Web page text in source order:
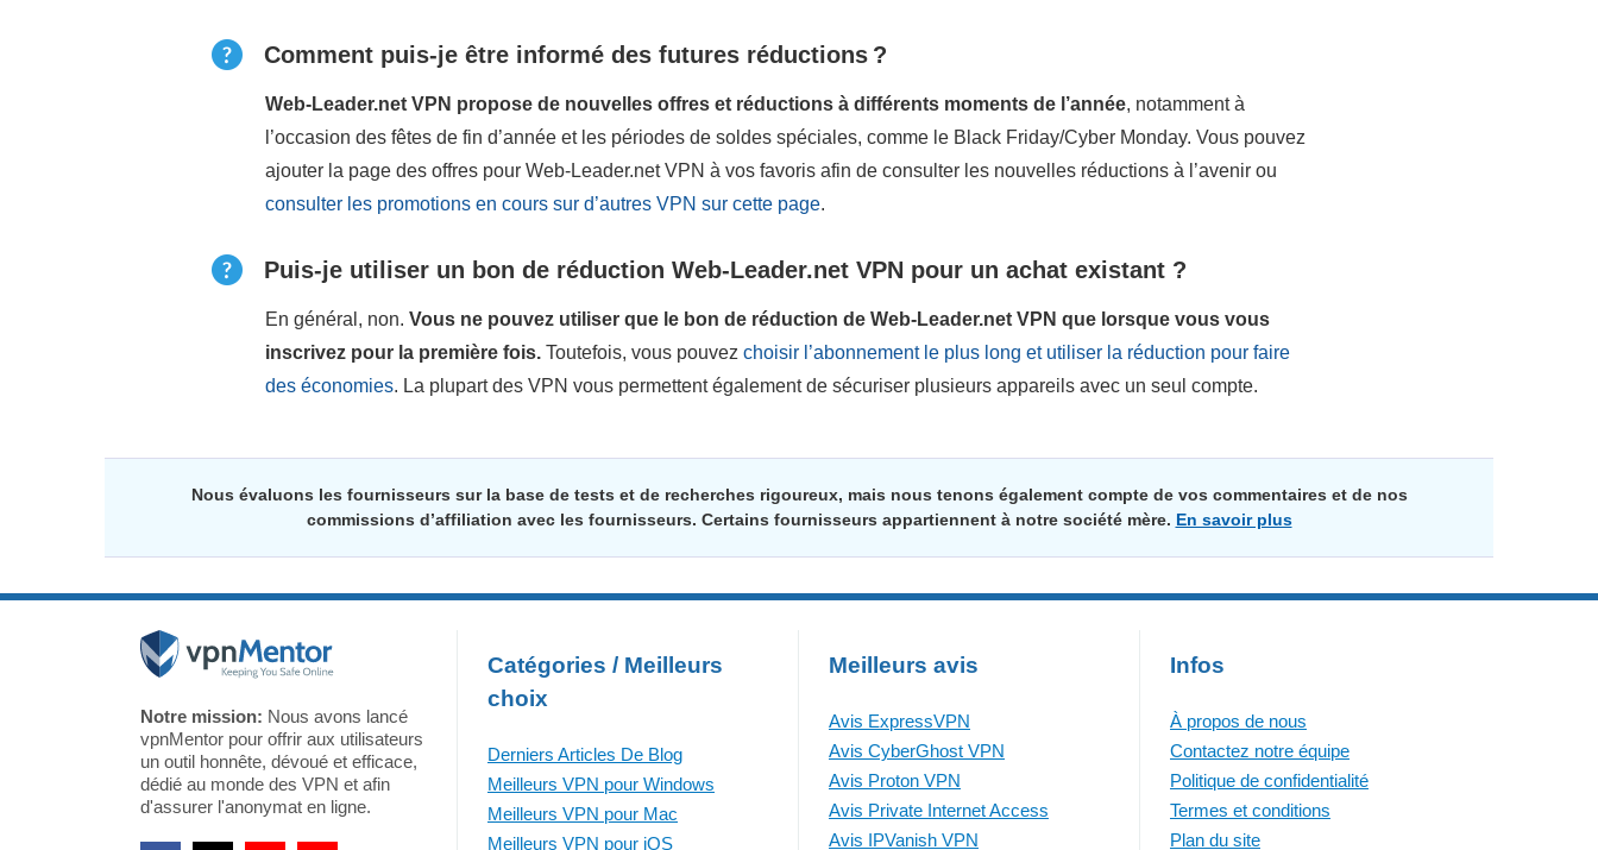
Comment puis-je être informé des futures réductions ?
Web-Leader.net VPN propose de nouvelles offres et réductions à différents moments de l’année, notamment à
l’occasion des fêtes de fin d’année et les périodes de soldes spéciales, comme le Black Friday/Cyber Monday. Vous pouvez
ajouter la page des offres pour Web-Leader.net VPN à vos favoris afin de consulter les nouvelles réductions à l’avenir ou
consulter les promotions en cours sur d’autres VPN sur cette page.
Puis-je utiliser un bon de réduction Web-Leader.net VPN pour un achat existant ?
En général, non. Vous ne pouvez utiliser que le bon de réduction de Web-Leader.net VPN que lorsque vous vous
inscrivez pour la première fois. Toutefois, vous pouvez choisir l’abonnement le plus long et utiliser la réduction pour faire
des économies. La plupart des VPN vous permettent également de sécuriser plusieurs appareils avec un seul compte.
Nous évaluons les fournisseurs sur la base de tests et de recherches rigoureux, mais nous tenons également compte de vos commentaires et de nos
commissions d’affiliation avec les fournisseurs. Certains fournisseurs appartiennent à notre société mère. En savoir plus
Notre mission: Nous avons lancé
vpnMentor pour offrir aux utilisateurs
un outil honnête, dévoué et efficace,
dédié au monde des VPN et afin
d'assurer l'anonymat en ligne.
Catégories / Meilleurs
choix
Derniers Articles De Blog
Meilleurs VPN pour Windows
Meilleurs VPN pour Mac
Meilleurs VPN pour iOS
Meilleurs avis
Avis ExpressVPN
Avis CyberGhost VPN
Avis Proton VPN
Avis Private Internet Access
Avis IPVanish VPN
Infos
À propos de nous
Contactez notre équipe
Politique de confidentialité
Termes et conditions
Plan du site